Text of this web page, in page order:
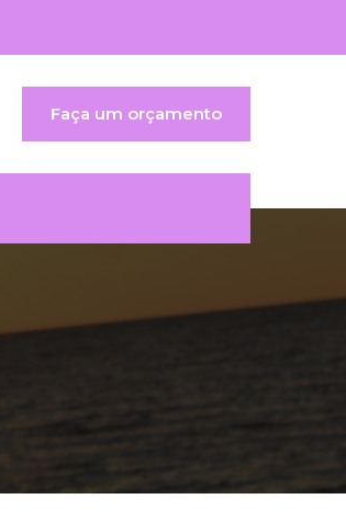
Faça um orçamento